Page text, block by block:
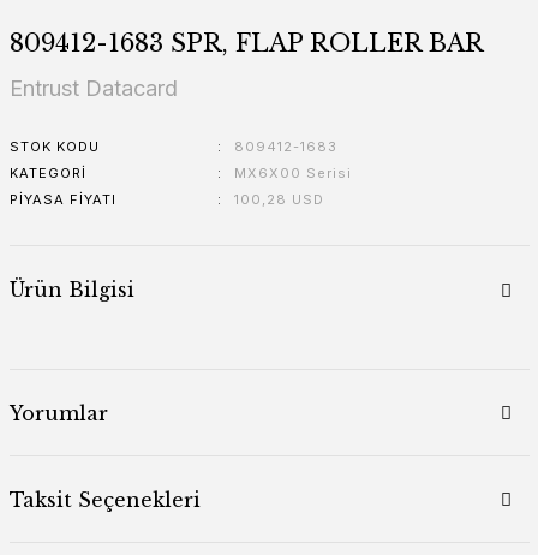
809412-1683 SPR, FLAP ROLLER BAR
Entrust Datacard
STOK KODU
809412-1683
KATEGORI
MX6X00 Serisi
PIYASA FIYATI
100,28 USD
Ürün Bilgisi
Yorumlar
Taksit Seçenekleri